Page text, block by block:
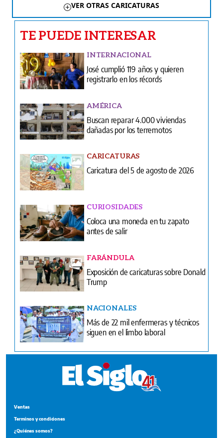
VER OTRAS CARICATURAS
TE PUEDE INTERESAR
INTERNACIONAL
José cumplió 119 años y quieren
registrarlo en los récords
AMÉRICA
Buscan reparar 4.000 viviendas
dañadas por los terremotos
CARICATURAS
Caricatura del 5 de agosto de 2026
CURIOSIDADES
Coloca una moneda en tu zapato
antes de salir
FARÁNDULA
Exposición de caricaturas sobre Donald
Trump
NACIONALES
Más de 22 mil enfermeras y técnicos
siguen en el limbo laboral
Ventas
Terminos y condiciones
¿Quiénes somos?